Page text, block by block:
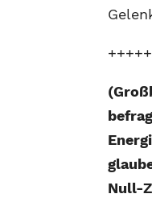
+++++
Null-